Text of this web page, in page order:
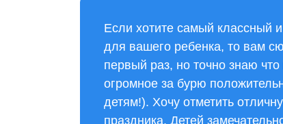
Если хотите самый классный
для вашего ребенка, то вам
первый раз, но точно знаю
огромное за бурю
детям!). Хочу отметить
праздника. Детей